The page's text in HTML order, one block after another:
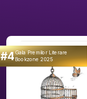
#4Gala Premilor Literare
Bookzone 2025